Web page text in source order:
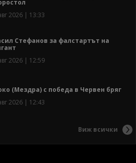
2026 | 13:33
Стефанов за фалстартът на
2026 | 12:59
(Мездра) с победа в Червен бряг
2026 | 12:43
Виж всички